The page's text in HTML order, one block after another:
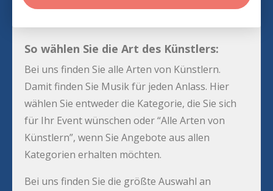
So wählen Sie die Art des Künstlers:
Bei uns finden Sie alle Arten von Künstlern.
Damit finden Sie Musik für jeden Anlass. Hier
wählen Sie entweder die Kategorie, die Sie sich
für Ihr Event wünschen oder “Alle Arten von
Künstlern”, wenn Sie Angebote aus allen
Kategorien erhalten möchten.
Bei uns finden Sie die größte Auswahl an